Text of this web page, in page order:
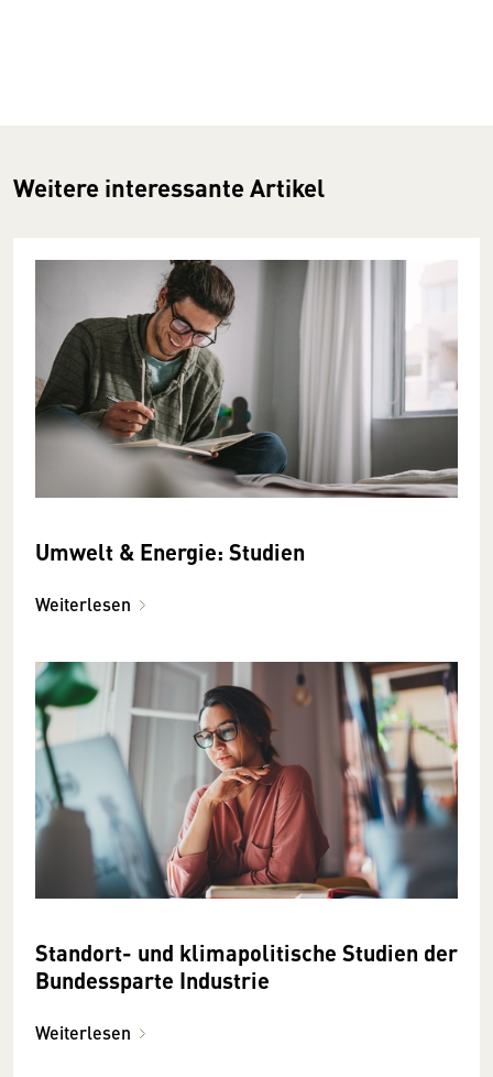
Weitere interessante Artikel
Umwelt & Energie: Studien
Weiterlesen
Standort- und klimapolitische Studien der
Bundessparte Industrie
Weiterlesen